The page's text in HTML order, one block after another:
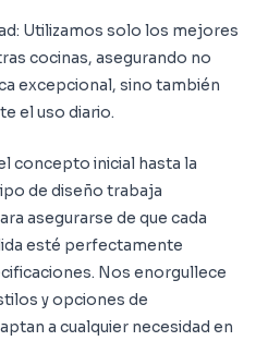
Utilizamos solo los mejores
cocinas, asegurando no
excepcional, sino también
el uso diario.
concepto inicial hasta la
de diseño trabaja
asegurarse de que cada
esté perfectamente
Nos enorgullece
y opciones de
a cualquier necesidad en